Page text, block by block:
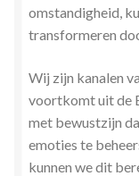
omstandigheid,
transformeren
Wij zijn kanalen
voortkomt uit de
met bewustzijn
emoties te
kunnen we dit